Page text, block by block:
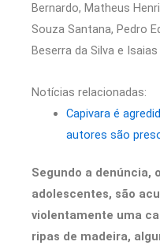
Bernardo, Matheus
Souza Santana, Pedro
Beserra da Silva e
Notícias relacionadas:
Capivara é
autores são
Segundo a denúncia,
adolescentes, são
violentamente uma
ripas de madeira,